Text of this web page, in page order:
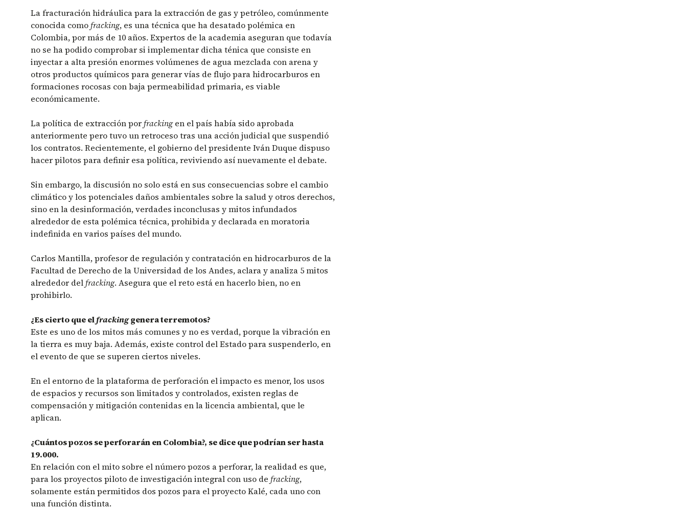
La fracturación hidráulica para la extracción de gas y petróleo, comúnmente
conocida comofracking, es una técnica que ha desatado polémica en
Colombia, por más de 10 años. Expertos de la academia aseguran que todavía
no se ha podido comprobar si implementar dicha ténica que consiste en
inyectar a alta presión enormes volúmenes de agua mezclada con arena y
otros productos químicos para generar vías de flujo para hidrocarburos en
formaciones rocosas con baja permeabilidad primaria, es viable
económicamente.
La política de extracción porfrackingen el país había sido aprobada
anteriormente pero tuvo un retroceso tras una acción judicial que suspendió
los contratos. Recientemente, el gobierno del presidente Iván Duque dispuso
hacer pilotos para definir esa política, reviviendo así nuevamente el debate.
Sin embargo, la discusión no solo está en sus consecuencias sobre el cambio
climático y los potenciales daños ambientales sobre la salud y otros derechos,
sino en la desinformación, verdades inconclusas y mitos infundados
alrededor de esta polémica técnica, prohibida y declarada en moratoria
indefinida en varios países del mundo.
Carlos Mantilla, profesor de regulación y contratación en hidrocarburos de la
Facultad de Derecho de la Universidad de los Andes, aclara y analiza 5 mitos
alrededor delfracking. Asegura que el reto está en hacerlo bien, no en
prohibirlo.
¿Es cierto que elfrackinggenera terremotos?
Este es uno de los mitos más comunes y no es verdad, porque la vibración en
la tierra es muy baja. Además, existe control del Estado para suspenderlo, en
el evento de que se superen ciertos niveles.
En el entorno de la plataforma de perforación el impacto es menor, los usos
de espacios y recursos son limitados y controlados, existen reglas de
compensación y mitigación contenidas en la licencia ambiental, que le
aplican.
¿Cuántos pozos se perforarán en Colombia?, se dice que podrían ser hasta
19.000.
En relación con el mito sobre el número pozos a perforar, la realidad es que,
para los proyectos piloto de investigación integral con uso de fracking,
solamente están permitidos dos pozos para el proyecto Kalé, cada uno con
una función distinta.